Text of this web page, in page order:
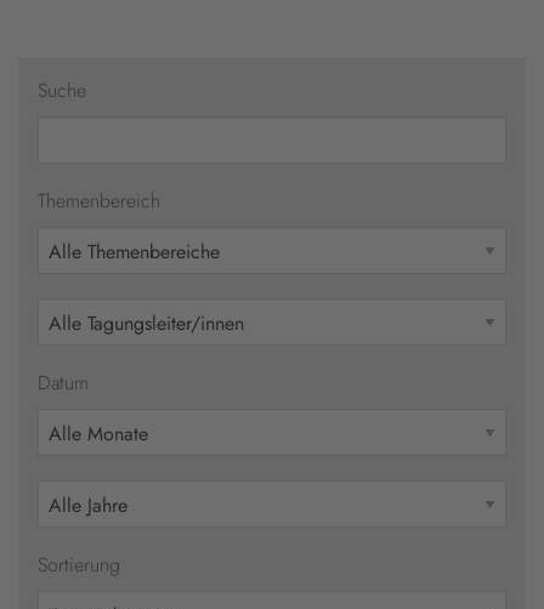
Suche
Themenbereich
Datum
Sortierung